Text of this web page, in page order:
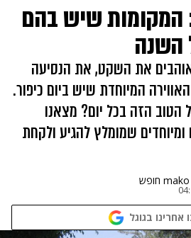
המקומות שיש בהם
השנה
את השקט, את הנסיעה
המיוחדת שיש ביום כיפור.
הזה בכל יום? מצאנו
שמומלץ להגיע ולקחת
mako חופש
אחרינו בגוגל